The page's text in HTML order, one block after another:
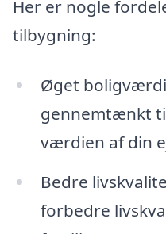
Her er nogle
tilbygning:
Øget boligværdi
gennemtænkt
værdien af din
Bedre
forbedre